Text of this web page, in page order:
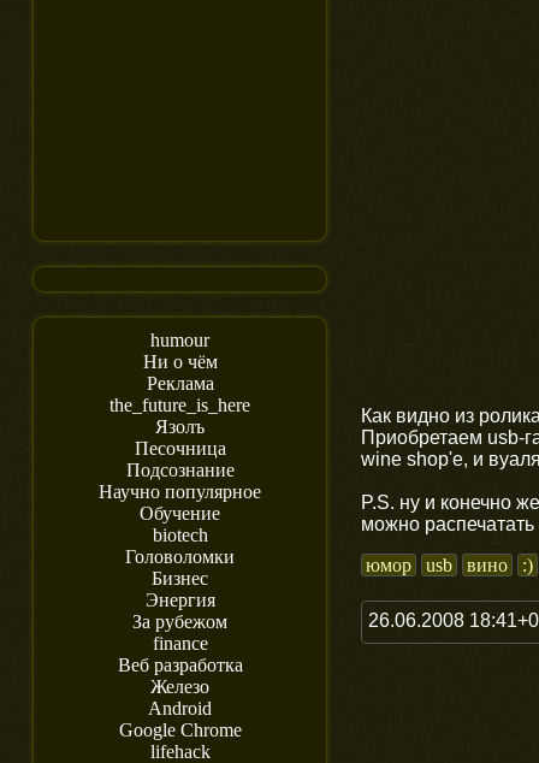
humour
Ни о чём
Реклама
the_future_is_here
Язолъ
Песочница
Подсознание
Научно популярное
Обучение
biotech
Головоломки
Бизнес
Энергия
За рубежом
finance
Веб разработка
Железо
Android
Google Chrome
lifehack
Как видно из
Приобретаем usb-
wine shop'е, и
P.S. ну и конечно
можно
юмор
usb вино :)
26.06.2008